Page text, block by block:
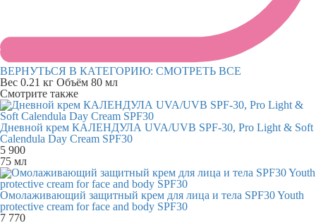
ВЕРНУТЬСЯ В КАТЕГОРИЮ: СМОТРЕТЬ ВСЕ
Вес 0.21 кг Объём 80 мл
Смотрите также
Дневной крем КАЛЕНДУЛА UVA/UVB SPF-30, Pro Light & Soft
Calendula Day Cream SPF30
5 900
75 мл
Омолаживающий защитный крем для лица и тела SPF30 Youth
protective cream for face and body SPF30
7 770